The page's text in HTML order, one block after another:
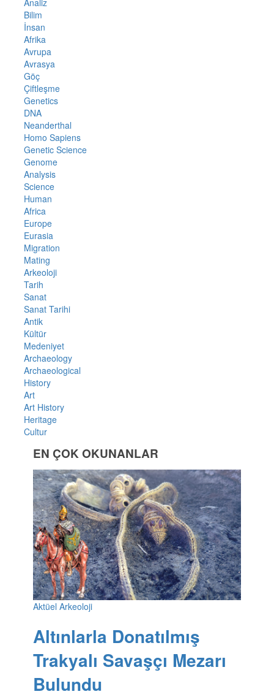
Analiz
Bilim
İnsan
Afrika
Avrupa
Avrasya
Göç
Çiftleşme
Genetics
DNA
Neanderthal
Homo Sapiens
Genetic Science
Genome
Analysis
Science
Human
Africa
Europe
Eurasia
Migration
Mating
Arkeoloji
Tarih
Sanat
Sanat Tarihi
Antik
Kültür
Medeniyet
Archaeology
Archaeological
History
Art
Art History
Heritage
Cultur
EN ÇOK OKUNANLAR
Aktüel Arkeoloji
Altınlarla Donatılmış
Trakyalı Savaşçı Mezarı
Bulundu